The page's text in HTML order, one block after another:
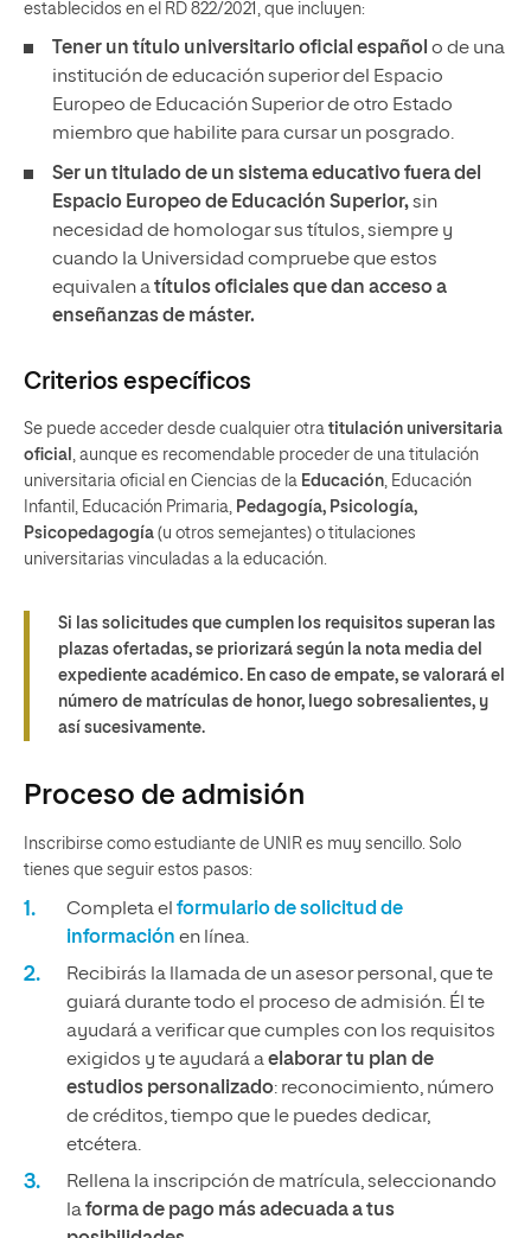
establecidos en el RD 822/2021, que incluyen:
Tener un título universitario oficial español o de una
institución de educación superior del Espacio
Europeo de Educación Superior de otro Estado
miembro que habilite para cursar un posgrado.
Ser un titulado de un sistema educativo fuera del
Espacio Europeo de Educación Superior,sin
necesidad de homologar sus títulos, siempre y
cuando la Universidad compruebe que estos
equivalen atítulos oficiales que dan acceso a
enseñanzas de máster.
Criterios específicos
Se puede acceder desde cualquier otra titulación universitaria
oficial , aunque es recomendable proceder de una titulación
universitaria oficial en Ciencias de la Educación, Educación
Infantil, Educación Primaria, Pedagogía, Psicología,
Psicopedagogía (u otros semejantes) o titulaciones
universitarias vinculadas a la educación.
Si las solicitudes que cumplen los requisitos superan las
plazas ofertadas, se priorizará según la nota media del
expediente académico. En caso de empate, se valorará el
número de matrículas de honor, luego sobresalientes, y
así sucesivamente.
Proceso de admisión
Inscribirse como estudiante de UNIR es muy sencillo. Solo
tienes que seguir estos pasos:
Completa el formulario de solicitud de
información en línea.
Recibirás la llamada de un asesor personal, que te
guiará durante todo el proceso de admisión. Él te
ayudará a verificar que cumples con los requisitos
exigidos y te ayudará aelaborar tu plan de
estudios personalizado: reconocimiento, número
de créditos, tiempo que le puedes dedicar,
etcétera.
Rellena la inscripción de matrícula, seleccionando
laforma de pago más adecuada a tus